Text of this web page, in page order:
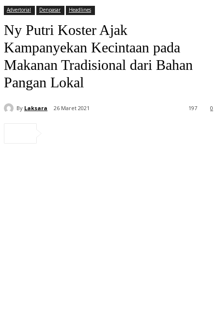
Advertorial Denpasar Headlines
Ny Putri Koster Ajak
Kampanyekan Kecintaan pada
Makanan Tradisional dari Bahan
Pangan Lokal
By Laksara 26 Maret 2021 0
197